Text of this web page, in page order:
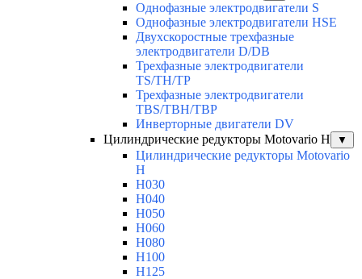
Однофазные электродвигатели S
Однофазные электродвигатели HSE
Двухскоростные трехфазные
электродвигатели D/DB
Трехфазные электродвигатели
TS/TH/TP
Трехфазные электродвигатели
TBS/TBH/TBP
Инверторные двигатели DV
Цилиндрические редукторы Motovario H
▼
Цилиндрические редукторы Motovario
H
H030
H040
H050
H060
H080
H100
H125